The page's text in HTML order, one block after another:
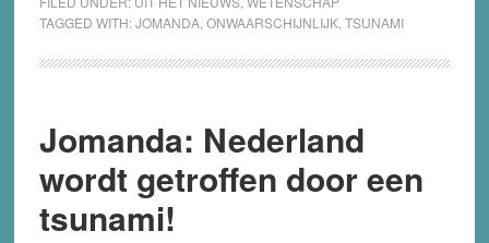
TAGGED WITH:JOMANDA, ONWAARSCHIJNLIJK, TSUNAMI
Jomanda: Nederland
wordt getroffen door een
tsunami!